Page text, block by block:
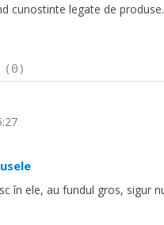
cunostinte legate de produse.
(0)
în ele, au fundul gros, sigur